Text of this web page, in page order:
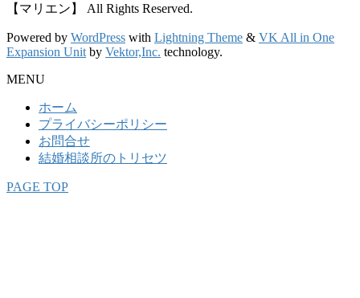
【マリエン】 All Rights Reserved.
Powered by WordPress with Lightning Theme & VK All in One
Expansion Unit by Vektor,Inc. technology.
MENU
ホーム
プライバシーポリシー
お問合せ
結婚相談所のトリセツ
PAGE TOP